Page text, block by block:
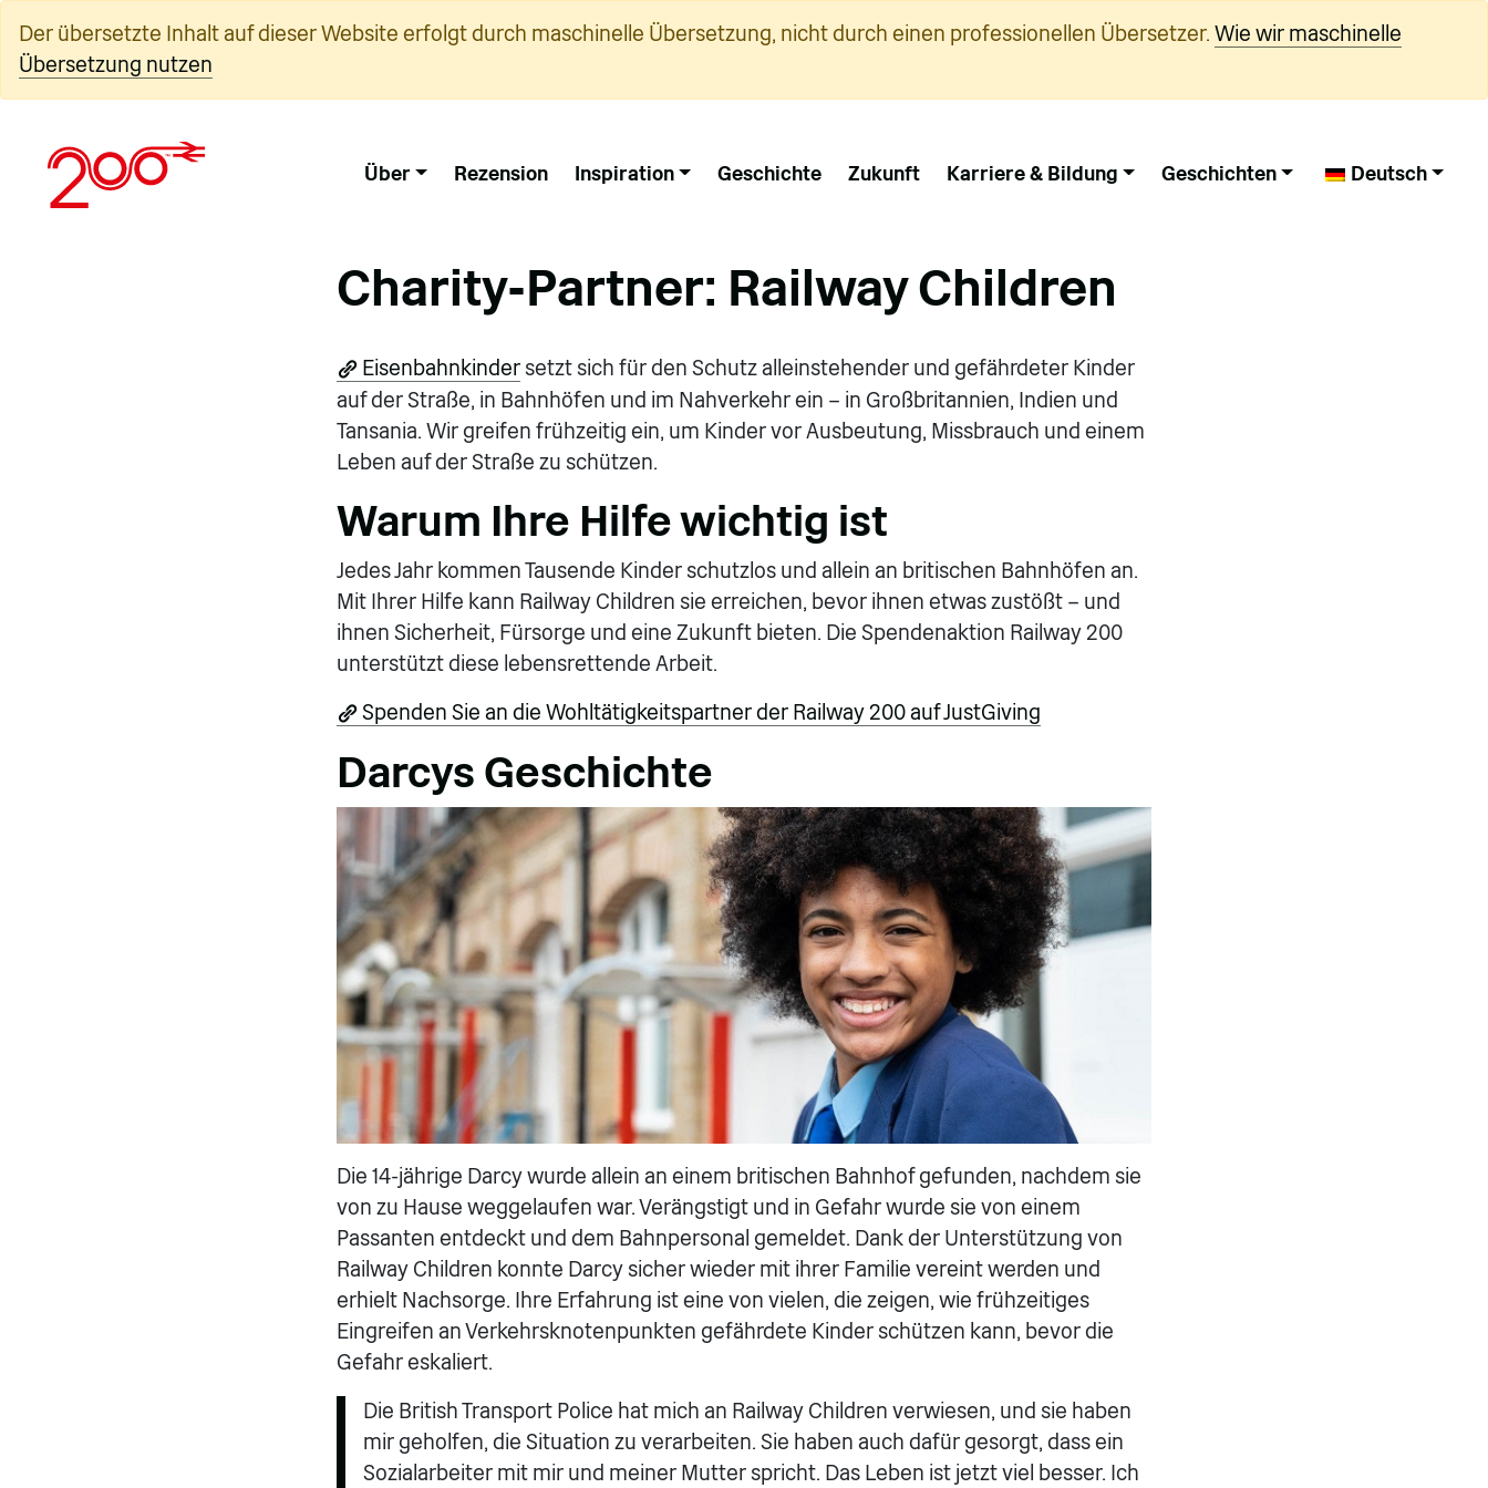
Inhalt
springen
Der übersetzte Inhalt auf dieser Website erfolgt durch maschinelle Übersetzung, nicht durch einen professionellen Übersetzer. Wie wir maschinelle
Übersetzung nutzen
Über Rezension Inspiration Geschichte Zukunft Karriere & Bildung Geschichten Deutsch
Charity-Partner: Railway Children
Eisenbahnkinder setzt sich für den Schutz alleinstehender und gefährdeter Kinder
auf der Straße, in Bahnhöfen und im Nahverkehr ein – in Großbritannien, Indien und
Tansania. Wir greifen frühzeitig ein, um Kinder vor Ausbeutung, Missbrauch und einem
Leben auf der Straße zu schützen.
Warum Ihre Hilfe wichtig ist
Jedes Jahr kommen Tausende Kinder schutzlos und allein an britischen Bahnhöfen an.
Mit Ihrer Hilfe kann Railway Children sie erreichen, bevor ihnen etwas zustößt – und
ihnen Sicherheit, Fürsorge und eine Zukunft bieten. Die Spendenaktion Railway 200
unterstützt diese lebensrettende Arbeit.
Spenden Sie an die Wohltätigkeitspartner der Railway 200 auf JustGiving
Darcys Geschichte
Die 14-jährige Darcy wurde allein an einem britischen Bahnhof gefunden, nachdem sie
von zu Hause weggelaufen war. Verängstigt und in Gefahr wurde sie von einem
Passanten entdeckt und dem Bahnpersonal gemeldet. Dank der Unterstützung von
Railway Children konnte Darcy sicher wieder mit ihrer Familie vereint werden und
erhielt Nachsorge. Ihre Erfahrung ist eine von vielen, die zeigen, wie frühzeitiges
Eingreifen an Verkehrsknotenpunkten gefährdete Kinder schützen kann, bevor die
Gefahr eskaliert.
Die British Transport Police hat mich an Railway Children verwiesen, und sie haben
mir geholfen, die Situation zu verarbeiten. Sie haben auch dafür gesorgt, dass ein
Sozialarbeiter mit mir und meiner Mutter spricht. Das Leben ist jetzt viel besser. Ich